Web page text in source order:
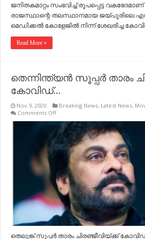
ജനിതകമാറ്റം സംഭവിച്ച്‌ രൂപപ്പെട്ട
രാജസ്ഥാന്റെ തലസ്ഥാനമായ
മെഡിക്കല്‍ കോളേജില്‍ നിന്ന് ശേഖരിച്ച
Read More »
തെന്നിന്ത്യൻ സൂപ്പർ താരം
കോവിഡ്…
Nov 9, 2020 Breaking News, Latest News,
Comments Offon
തെന്നിന്ത്യൻ
സൂപ്പർ
താരം
ചിരഞ്ജീവിയ്ക്ക്
കോവിഡ്…
തെലുങ്ക് സൂപ്പര്‍ താരം ചിരഞ്ജീവിയ്ക്ക്